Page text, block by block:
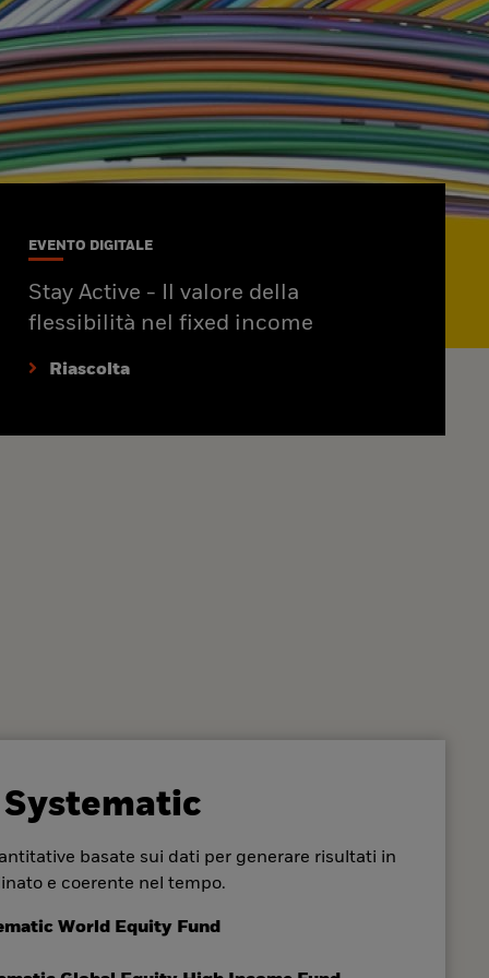
EVENTO DIGITALE
Stay Active - Il valore della
flessibilità nel fixed income
Riascolta
Systematic
basate sui dati per generare risultati in
e coerente nel tempo.
World Equity Fund